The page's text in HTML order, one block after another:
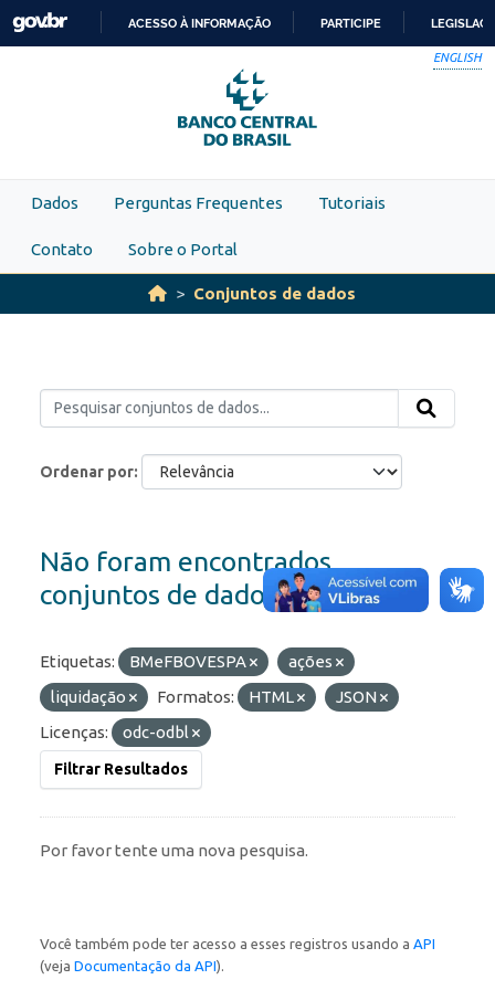
Skip to main content
PARA
O
CONTEÚDO
ACESSO À INFORMAÇÃO PARTICIPE
ENGLISH
Dados Perguntas Frequentes Tutoriais
Contato Sobre o Portal
Conjuntos de dados
Ordenar por
Não foram encontrados
conjuntos de dados
Etiquetas: BMeFBOVESPA
ações
liquidação
Formatos: HTML
JSON
Licenças:
odc-odbl
Filtrar Resultados
Por favor tente uma nova pesquisa.
Você também pode ter acesso a esses registros usando a API
(veja Documentação da API).